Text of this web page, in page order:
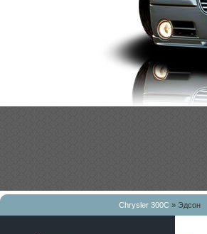
Chrysler 300C» Эдсон